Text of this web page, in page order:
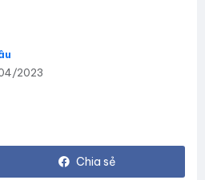
2023